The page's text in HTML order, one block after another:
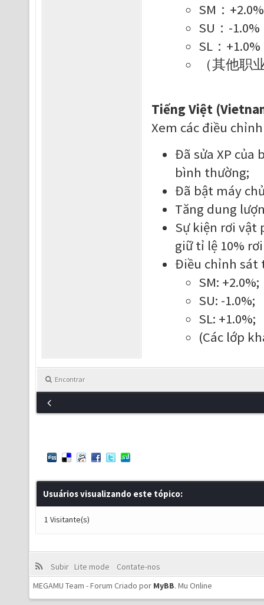
SM：
SU：-
SL：
（其他职
Tiếng Việt
Xem các điều
Đã sửa XP của
bình thường;
Đã bật máy
Tăng dung
Sự kiện rơi vật
giữ tỉ lệ 10%
Điều chỉnh sát
SM:
SU: -1.0%;
SL: +1.0%;
(Các lớp
Encontrar
Usuários visualizando este tópico:
1 Visitante(s)
Subir Lite mode
Contate-nos
MEGAMU Team - Forum Criado por MyBB. Mu Online